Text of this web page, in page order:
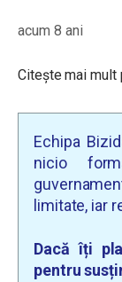
acum 8 ani
Citește mai mult
Echipa
nicio
limitate, iar
Dacă îți
pentru